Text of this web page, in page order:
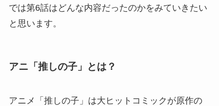
では第6話はどんな内容だったのかをみていきたい
と思います。
アニ「推しの子」とは？
アニメ「推しの子」は大ヒットコミックが原作の